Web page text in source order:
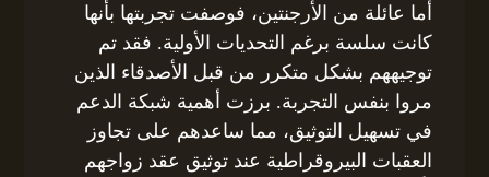
أما عائلة من الأرجنتين، فوصفت تجربتها بأنها
كانت سلسة برغم التحديات الأولية. فقد تم
توجيههم بشكل متكرر من قبل الأصدقاء الذين
مروا بنفس التجربة. برزت أهمية شبكة الدعم
في تسهيل التوثيق، مما ساعدهم على تجاوز
العقبات البيروقراطية عند توثيق عقد زواجهم